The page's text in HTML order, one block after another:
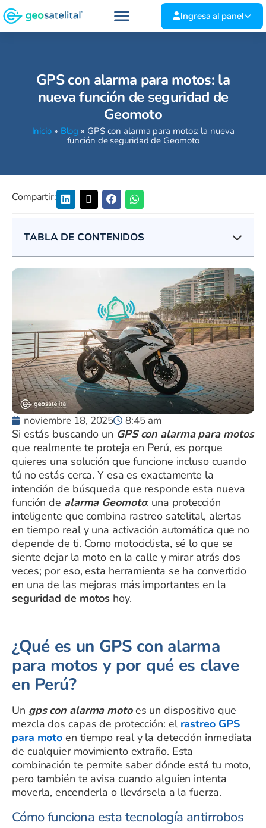
Ingresa al panel
GPS con alarma para motos: la
nueva función de seguridad de
Geomoto
Inicio» Blog » GPS con alarma para motos: la nueva
función de seguridad de Geomoto
Compartir:
TABLA DE CONTENIDOS
noviembre 18, 2025 8:45 am
Si estás buscando un GPS con alarma para motos
que realmente te proteja en Perú, es porque
quieres una solución que funcione incluso cuando
tú no estás cerca. Y esa es exactamente la
intención de búsqueda que responde esta nueva
función de alarma Geomoto: una protección
inteligente que combina rastreo satelital, alertas
en tiempo real y una activación automática que no
depende de ti. Como motociclista, sé lo que se
siente dejar la moto en la calle y mirar atrás dos
veces; por eso, esta herramienta se ha convertido
en una de las mejoras más importantes en la
seguridad de motos hoy.
¿Qué es un GPS con alarma
para motos y por qué es clave
en Perú?
Un gps con alarma motoes un dispositivo que
mezcla dos capas de protección: el rastreo GPS
para moto en tiempo real y la detección inmediata
de cualquier movimiento extraño. Esta
combinación te permite saber dónde está tu moto,
pero también te avisa cuando alguien intenta
moverla, encenderla o llevársela a la fuerza.
Cómo funciona esta tecnología antirrobos